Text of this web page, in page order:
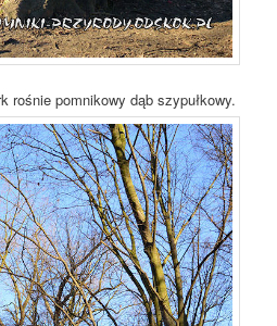
rośnie pomnikowy dąb szypułkowy.